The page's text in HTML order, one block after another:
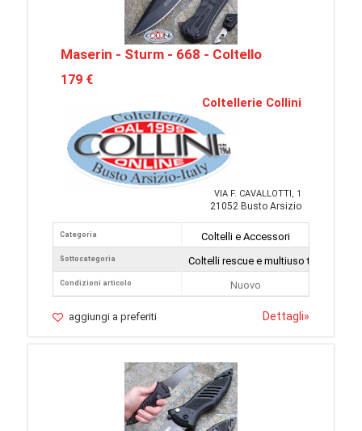
Maserin - Sturm - 668 - Coltello
179 €
Coltellerie Collini
VIA F. CAVALLOTTI, 1
21052 Busto Arsizio
Categoria
Sottocategoria
Condizioni articolo
Coltelli e Accessori
Coltelli rescue e multiuso tattici
Nuovo
aggiungi a preferiti Dettagli»